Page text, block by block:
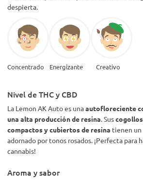
despierta.
Concentrado Energizante Creativo
Nivel de THC y CBD
La Lemon AK Auto es unaautofloreciente
una alta producción de resina . Sus
compactos y cubiertos de resina tienen
adornado por tonos rosados. ¡Perfecta para
cannabis!
Aroma y sabor